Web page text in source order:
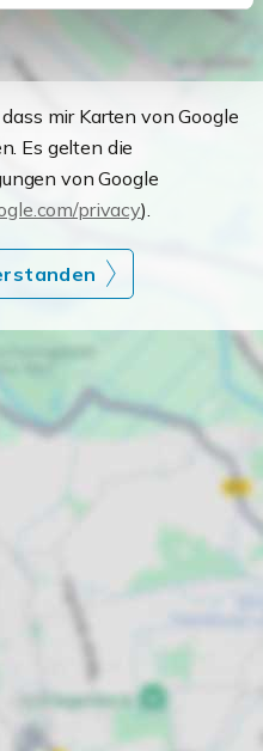
mir Karten von Google
Es gelten die
von Google
privacy).